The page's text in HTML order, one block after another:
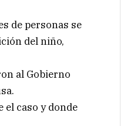
de personas se
del niño,
al Gobierno
el caso y donde